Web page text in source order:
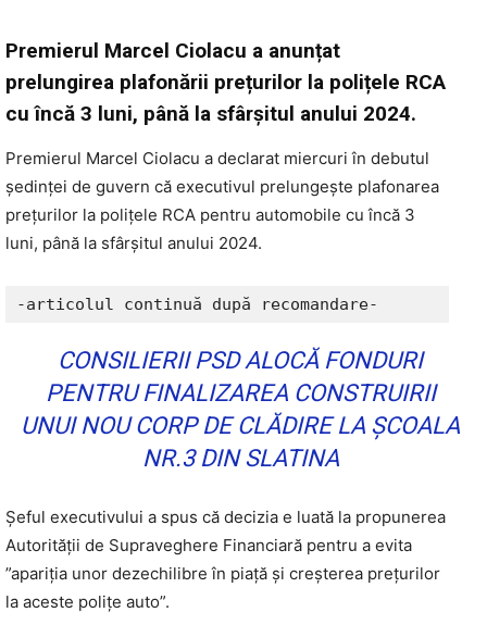
Premierul Marcel Ciolacu a anunțat
prelungirea plafonării prețurilor la polițele RCA
cu încă 3 luni, până la sfârșitul anului 2024.
Premierul Marcel Ciolacu a declarat miercuri în debutul
ședinței de guvern că executivul prelungește plafonarea
prețurilor la polițele RCA pentru automobile cu încă 3
luni, până la sfârșitul anului 2024.
-articolul continuă după recomandare-
CONSILIERII PSD ALOCĂ FONDURI
PENTRU FINALIZAREA CONSTRUIRII
UNUI NOU CORP DE CLĂDIRE LA ȘCOALA
NR.3 DIN SLATINA
Șeful executivului a spus că decizia e luată la propunerea
Autorității de Supraveghere Financiară pentru a evita
”apariția unor dezechilibre în piață și creșterea prețurilor
la aceste polițe auto”.